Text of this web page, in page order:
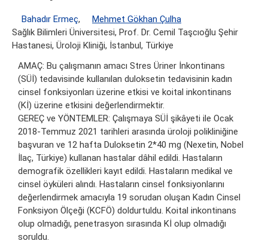
Bahadır Ermeç,
Mehmet Gökhan Çulha
Sağlık Bilimleri Üniversitesi, Prof. Dr. Cemil Taşcıoğlu Şehir
Hastanesi, Üroloji Kliniği, İstanbul, Türkiye
AMAÇ: Bu çalışmanın amacı Stres Üriner İnkontinans
(SÜİ) tedavisinde kullanılan duloksetin tedavisinin kadın
cinsel fonksiyonları üzerine etkisi ve koital inkontinans
(Kİ) üzerine etkisini değerlendirmektir.
GEREÇ ve YÖNTEMLER: Çalışmaya SÜİ şikâyeti ile Ocak
2018-Temmuz 2021 tarihleri arasında üroloji polikliniğine
başvuran ve 12 hafta Duloksetin 2*40 mg (Nexetin, Nobel
İlaç, Türkiye) kullanan hastalar dâhil edildi. Hastaların
demografik özellikleri kayıt edildi. Hastaların medikal ve
cinsel öyküleri alındı. Hastaların cinsel fonksiyonlarını
değerlendirmek amacıyla 19 sorudan oluşan Kadın Cinsel
Fonksiyon Ölçeği (KCFÖ) doldurtuldu. Koital inkontinans
olup olmadığı, penetrasyon sırasında Kİ olup olmadığı
soruldu.